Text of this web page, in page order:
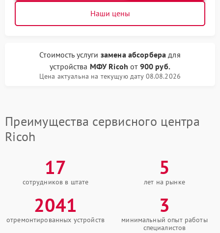
Наши цены
Стоимость услуги замена абсорбера для
устройства МФУ Ricoh от 900 руб.
Цена актуальна на текущую дату 08.08.2026
Преимущества сервисного центра
Ricoh
17
сотрудников в штате
5
лет на рынке
2041
отремонтированных устройств
3
минимальный опыт работы
специалистов